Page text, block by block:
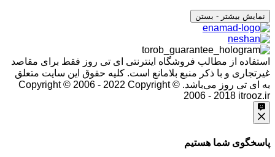
نمایش بیشتر - بستن
استفاده از مطالب فروشگاه اینترنتی ای تی روز فقط برای مقاصد
غیرتجاری و با ذکر منبع بلامانع است. کلیه حقوق این سایت متعلق
به ای تی روز می‌باشد. Copyright © 2006 - 2022 Copyright ©
2006 - 2018 itrooz.ir
پاسخگوی شما هستیم